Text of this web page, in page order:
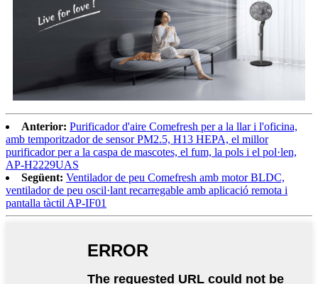
Anterior: Purificador d'aire Comefresh per a la llar i l'oficina,
amb temporitzador de sensor PM2.5, H13 HEPA, el millor
purificador per a la caspa de mascotes, el fum, la pols i el pol·len,
AP-H2229UAS
Següent: Ventilador de peu Comefresh amb motor BLDC,
ventilador de peu oscil·lant recarregable amb aplicació remota i
pantalla tàctil AP-IF01